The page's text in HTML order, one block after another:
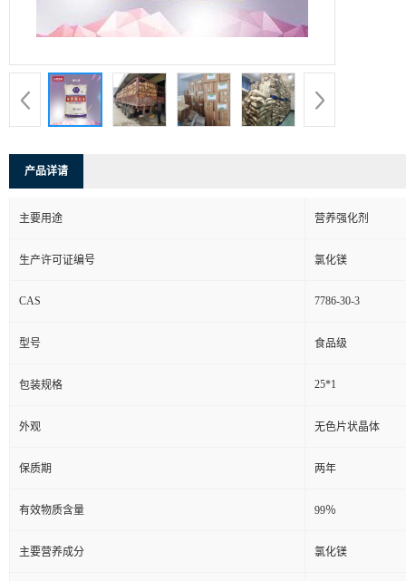
产品详请
主要用途 营养强化剂
生产许可证编号 氯化镁
CAS 7786-30-3
型号 食品级
包装规格 25*1
外观 无色片状晶体
保质期 两年
有效物质含量 99％
主要营养成分 氯化镁